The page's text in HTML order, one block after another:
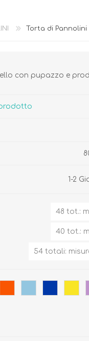
Torta di
con pupazzo e
1-2
48 tot.:
40 tot.:
54 totali: